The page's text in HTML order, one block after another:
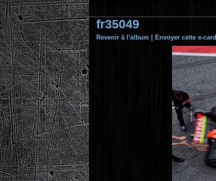
fr35049
Revenir à l'album Envoyer cette e-card